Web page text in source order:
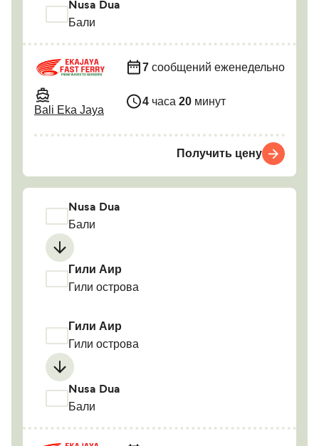
Nusa Dua
Бали
Bali Eka Jaya
7 сообщений еженедельно
4 часа 20 минут
Получить цену
Nusa Dua
Бали
Гили Аир
Гили острова
Гили Аир
Гили острова
Nusa Dua
Бали